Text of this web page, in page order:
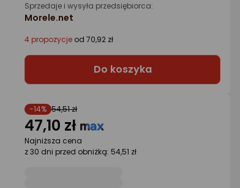
Sprzedaje i wysyła przedsiębiorca:
Morele.net
4 propozycje od 70,92 zł
Do koszyka
-14% 54,51 zł
47,10 zł
Najniższa cena
z 30 dni przed obniżką: 54,51 zł